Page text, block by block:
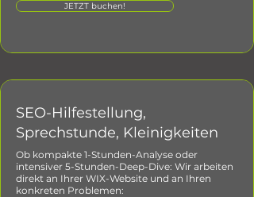
JETZT buchen!
SEO-Hilfestellung,
Sprechstunde, Kleinigkeiten
Ob kompakte 1-Stunden-Analyse oder
intensiver 5-Stunden-Deep-Dive: Wir arbeiten
direkt an Ihrer WIX-Website und an Ihren
konkreten Problemen: